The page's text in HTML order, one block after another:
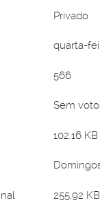
Privado
quarta-
566
Sem
102.16
255.92